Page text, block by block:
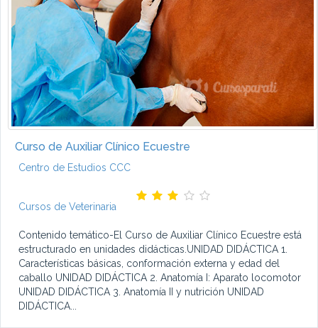
Curso de Auxiliar Clínico Ecuestre
Centro de Estudios CCC
Cursos de Veterinaria
Contenido temático-El Curso de Auxiliar Clínico Ecuestre está
estructurado en unidades didácticas.UNIDAD DIDÁCTICA 1.
Características básicas, conformación externa y edad del
caballo UNIDAD DIDÁCTICA 2. Anatomía I: Aparato locomotor
UNIDAD DIDÁCTICA 3. Anatomía II y nutrición UNIDAD
DIDÁCTICA...